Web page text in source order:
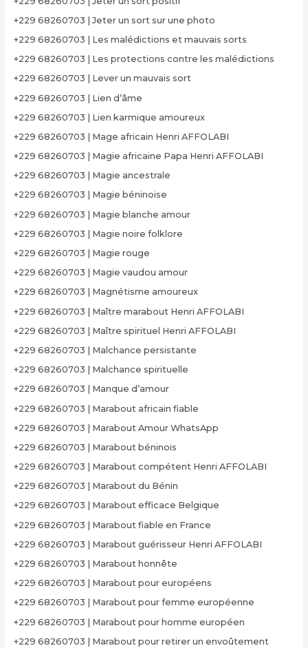
+229 68260703 | Jeter un sort sur une photo
+229 68260703 | Les malédictions et mauvais sorts
+229 68260703 | Les protections contre les malédictions
+229 68260703 | Lever un mauvais sort
+229 68260703 | Lien d’âme
+229 68260703 | Lien karmique amoureux
+229 68260703 | Mage africain Henri AFFOLABI
+229 68260703 | Magie africaine Papa Henri AFFOLABI
+229 68260703 | Magie ancestrale
+229 68260703 | Magie béninoise
+229 68260703 | Magie blanche amour
+229 68260703 | Magie noire folklore
+229 68260703 | Magie rouge
+229 68260703 | Magie vaudou amour
+229 68260703 | Magnétisme amoureux
+229 68260703 | Maître marabout Henri AFFOLABI
+229 68260703 | Maître spirituel Henri AFFOLABI
+229 68260703 | Malchance persistante
+229 68260703 | Malchance spirituelle
+229 68260703 | Manque d’amour
+229 68260703 | Marabout africain fiable
+229 68260703 | Marabout Amour WhatsApp
+229 68260703 | Marabout béninois
+229 68260703 | Marabout compétent Henri AFFOLABI
+229 68260703 | Marabout du Bénin
+229 68260703 | Marabout efficace Belgique
+229 68260703 | Marabout fiable en France
+229 68260703 | Marabout guérisseur Henri AFFOLABI
+229 68260703 | Marabout honnête
+229 68260703 | Marabout pour européens
+229 68260703 | Marabout pour femme européenne
+229 68260703 | Marabout pour homme européen
+229 68260703 | Marabout pour retirer un envoûtement